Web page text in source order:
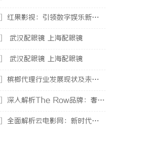
红果影视：引领数字娱乐新时代的创新典范
武汉配眼镜 上海配眼镜
武汉配眼镜 上海配眼镜
槟榔代理行业发展现状及未来趋势深度解析
深入解析The Row品牌：奢华时尚的典范与设计哲学
全面解析云电影网：新时代观影体验的创新平台